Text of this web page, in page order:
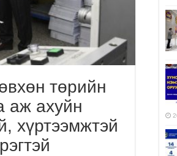
төрийн
аж ахуйн
хүртээмжтэй